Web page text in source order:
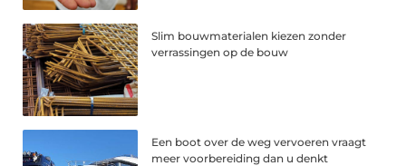
Slim bouwmaterialen kiezen zonder
verrassingen op de bouw
Een boot over de weg vervoeren vraagt
meer voorbereiding dan u denkt